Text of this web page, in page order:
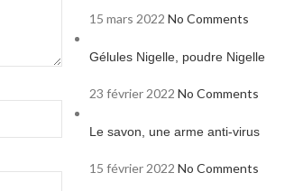
15 mars 2022 No Comments
Gélules Nigelle, poudre Nigelle
23 février 2022 No Comments
Le savon, une arme anti-virus
15 février 2022 No Comments